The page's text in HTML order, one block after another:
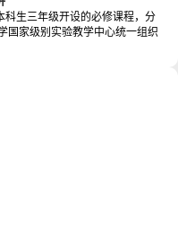
科生三年级开设的必修课程，分
国家级别实验教学中心统一组织